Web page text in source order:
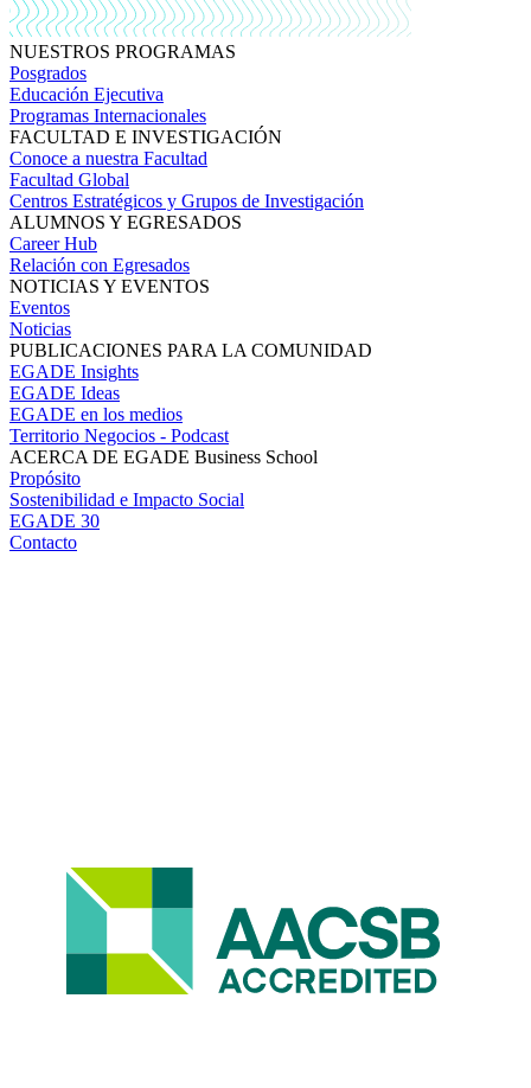
NUESTROS PROGRAMAS
Posgrados
Educación Ejecutiva
Programas Internacionales
FACULTAD E INVESTIGACIÓN
Conoce a nuestra Facultad
Facultad Global
Centros Estratégicos y Grupos de Investigación
ALUMNOS Y EGRESADOS
Career Hub
Relación con Egresados
NOTICIAS Y EVENTOS
Eventos
Noticias
PUBLICACIONES PARA LA COMUNIDAD
EGADE Insights
EGADE Ideas
EGADE en los medios
Territorio Negocios - Podcast
ACERCA DE EGADE Business School
Propósito
Sostenibilidad e Impacto Social
EGADE 30
Contacto